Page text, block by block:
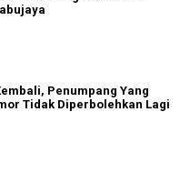
Penumpang Yang
Tidak Diperbolehkan Lagi